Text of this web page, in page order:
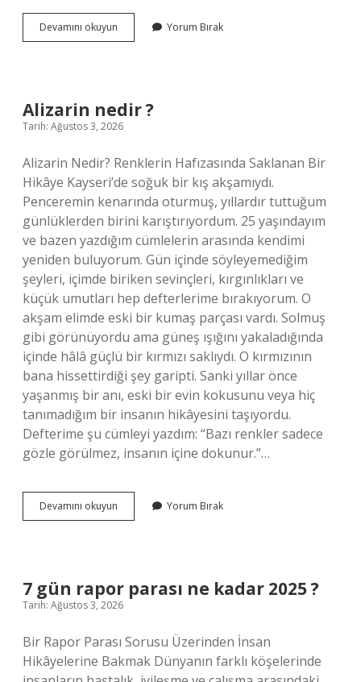
Devamını okuyun
özel
Yorum Bırak
Alizarin nedir ?
Tarih: Ağustos 3, 2026
Alizarin Nedir? Renklerin Hafızasında Saklanan Bir
Hikâye Kayseri’de soğuk bir kış akşamıydı.
Penceremin kenarında oturmuş, yıllardır tuttuğum
günlüklerden birini karıştırıyordum. 25 yaşındayım
ve bazen yazdığım cümlelerin arasında kendimi
yeniden buluyorum. Gün içinde söyleyemediğim
şeyleri, içimde biriken sevinçleri, kırgınlıkları ve
küçük umutları hep defterlerime bırakıyorum. O
akşam elimde eski bir kumaş parçası vardı. Solmuş
gibi görünüyordu ama güneş ışığını yakaladığında
içinde hâlâ güçlü bir kırmızı saklıydı. O kırmızının
bana hissettirdiği şey garipti. Sanki yıllar önce
yaşanmış bir anı, eski bir evin kokusunu veya hiç
tanımadığım bir insanın hikâyesini taşıyordu.
Defterime şu cümleyi yazdım: “Bazı renkler sadece
gözle görülmez, insanın içine dokunur.”…
Devamını okuyun
nedir
Yorum Bırak
7 gün rapor parası ne kadar 2025 ?
Tarih: Ağustos 3, 2026
Bir Rapor Parası Sorusu Üzerinden İnsan
Hikâyelerine Bakmak Dünyanın farklı köşelerinde